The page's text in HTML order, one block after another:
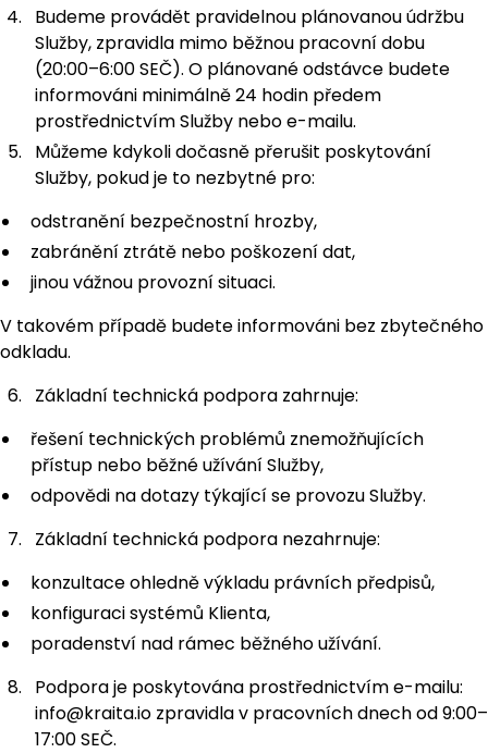
Budeme provádět pravidelnou plánovanou údržbu
Služby, zpravidla mimo běžnou pracovní dobu
(20:00–6:00 SEČ). O plánované odstávce budete
informováni minimálně 24 hodin předem
prostřednictvím Služby nebo e-mailu.
Můžeme kdykoli dočasně přerušit poskytování
Služby, pokud je to nezbytné pro:
odstranění bezpečnostní hrozby,
zabránění ztrátě nebo poškození dat,
jinou vážnou provozní situaci.
V takovém případě budete informováni bez zbytečného
odkladu.
Základní technická podpora zahrnuje:
řešení technických problémů znemožňujících
přístup nebo běžné užívání Služby,
odpovědi na dotazy týkající se provozu Služby.
Základní technická podpora nezahrnuje:
konzultace ohledně výkladu právních předpisů,
konfiguraci systémů Klienta,
poradenství nad rámec běžného užívání.
Podpora je poskytována prostřednictvím e-mailu:
info@kraita.io zpravidla v pracovních dnech od 9:00–
17:00 SEČ.